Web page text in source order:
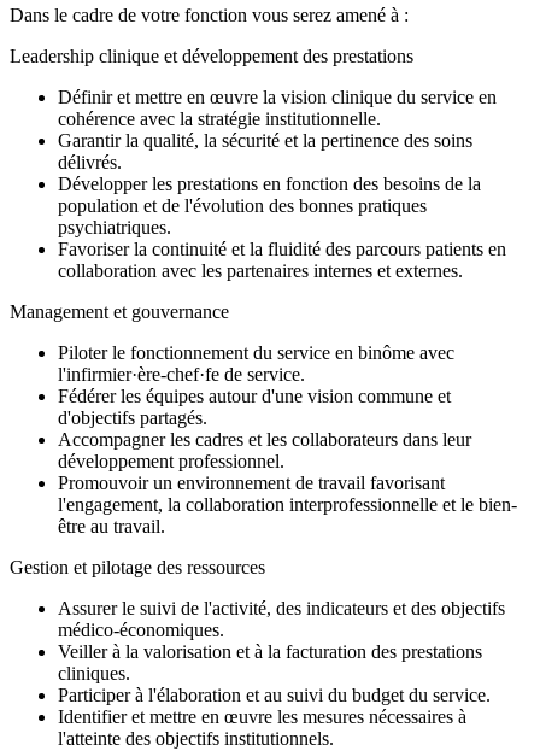
Dans le cadre de votre fonction vous serez amené à :
Leadership clinique et développement des prestations
Définir et mettre en œuvre la vision clinique du service en
cohérence avec la stratégie institutionnelle.
Garantir la qualité, la sécurité et la pertinence des soins
délivrés.
Développer les prestations en fonction des besoins de la
population et de l'évolution des bonnes pratiques
psychiatriques.
Favoriser la continuité et la fluidité des parcours patients en
collaboration avec les partenaires internes et externes.
Management et gouvernance
Piloter le fonctionnement du service en binôme avec
l'infirmier·ère-chef·fe de service.
Fédérer les équipes autour d'une vision commune et
d'objectifs partagés.
Accompagner les cadres et les collaborateurs dans leur
développement professionnel.
Promouvoir un environnement de travail favorisant
l'engagement, la collaboration interprofessionnelle et le bien-
être au travail.
Gestion et pilotage des ressources
Assurer le suivi de l'activité, des indicateurs et des objectifs
médico-économiques.
Veiller à la valorisation et à la facturation des prestations
cliniques.
Participer à l'élaboration et au suivi du budget du service.
Identifier et mettre en œuvre les mesures nécessaires à
l'atteinte des objectifs institutionnels.